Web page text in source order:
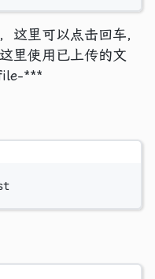
这里可以点击回车，
里使用已上传的文
***